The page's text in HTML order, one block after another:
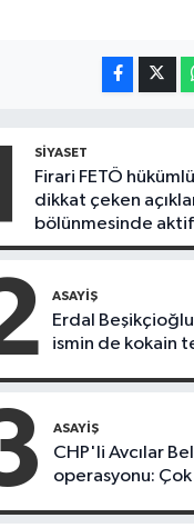
SIYASET
Firari FETÖ
dikkat çeken
bölünmesinde
ASAYIŞ
Erdal
ismin de kokain
ASAYIŞ
CHP'li Avcılar
operasyonu: Çok